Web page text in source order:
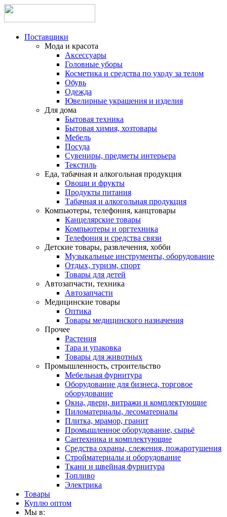
Поставщики
Мода и красота
Аксессуары
Головные уборы
Косметика и средства по уходу за телом
Обувь
Одежда
Ювелирные украшения и изделия
Для дома
Бытовая техника
Бытовая химия, хозтовары
Мебель
Посуда
Сувениры, предметы интерьера
Текстиль
Еда, табачная и алкогольная продукция
Овощи и фрукты
Продукты питания
Табачная и алкогольная продукция
Компьютеры, телефония, канцтовары
Канцелярские товары
Компьютеры и оргтехника
Телефония и средства связи
Детские товары, развлечения, хобби
Музыкальные инструменты, оборудование
Отдых, туризм, спорт
Товары для детей
Автозапчасти, техника
Автозапчасти
Медицинские товары
Оптика
Товары медицинского назначения
Прочее
Растения
Тара и упаковка
Товары для животных
Промышленность, строительство
Мебельная фурнитура
Оборудование для бизнеса, торговое
оборудование
Окна, двери, витражи и комплектующие
Пиломатериалы, лесоматериалы
Плитка, мрамор, гранит
Промышленное оборудование, сырьё
Сантехника и комплектующие
Средства охраны, слежения, пожаротушения
Стройматериалы и оборудование
Ткани и швейная фурнитура
Топливо
Электрика
Товары
Куплю оптом
Мы в: